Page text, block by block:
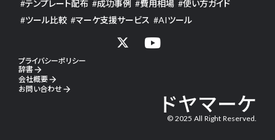
#テンプレート配布 #成功事例 #費用相場 #使い方ガイド
#ツール比較 #マーケ支援サービス #AIツール
ドヤマーケ
© 2025 All Right Reserved.
プライバシーポリシー
辞書arrow_forward
会社概要arrow_forward
お問い合わせarrow_forward